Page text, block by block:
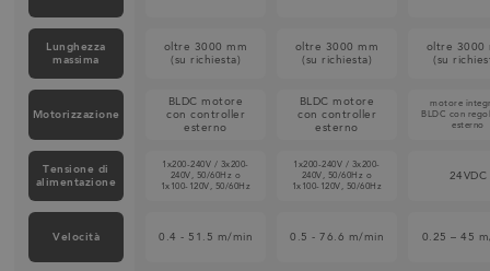
Lunghezza
massima
Motorizzazione
Tensione di
alimentazione
Velocità
oltre 3000 mm
(su richiesta)
BLDC motore
con controller
esterno
1x200-240V / 3x200-
240V, 50/60Hz o
1x100-120V, 50/60Hz
0.4 - 51.5 m/min
oltre 3000 mm
(su richiesta)
BLDC motore
con controller
esterno
1x200-240V / 3x200-
240V, 50/60Hz o
1x100-120V, 50/60Hz
0.5 - 76.6 m/min
oltre 3000
(su
motore
BLDC con
esterno
24VDC
0.25 – 45